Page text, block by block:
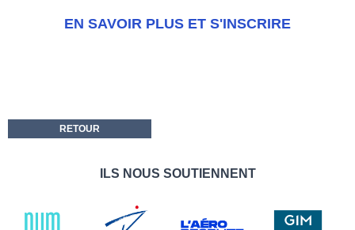
EN SAVOIR PLUS ET S'INSCRIRE
RETOUR
ILS NOUS SOUTIENNENT